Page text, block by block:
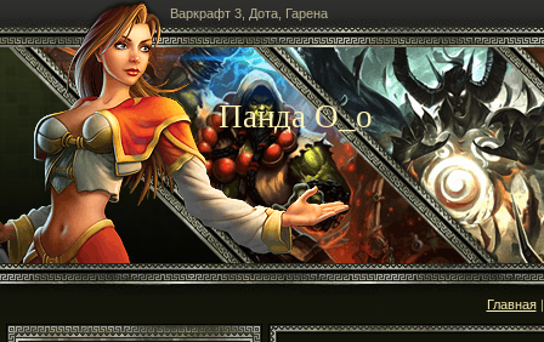
Варкрафт 3, Дота, Гарена
Панда О_о
Главная